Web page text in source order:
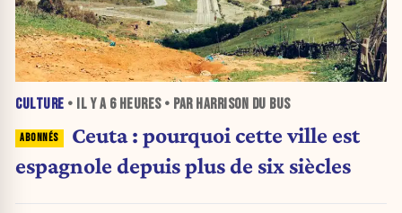
CULTURE • IL Y A 6 HEURES• PAR HARRISON DU BUS
Ceuta : pourquoi cette ville est
espagnole depuis plus de six siècles